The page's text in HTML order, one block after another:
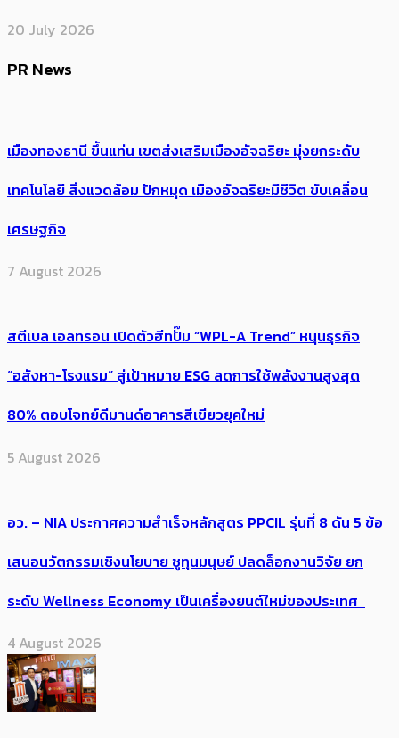
20 July 2026
PR News
เมืองทองธานี ขึ้นแท่น เขตส่งเสริมเมืองอัจฉริยะ มุ่งยกระดับ
เทคโนโลยี สิ่งแวดล้อม ปักหมุด เมืองอัจฉริยะมีชีวิต ขับเคลื่อน
เศรษฐกิจ
7 August 2026
สตีเบล เอลทรอน เปิดตัวฮีทปั๊ม “WPL-A Trend” หนุนธุรกิจ
“อสังหา-โรงแรม” สู่เป้าหมาย ESG ลดการใช้พลังงานสูงสุด
80% ตอบโจทย์ดีมานด์อาคารสีเขียวยุคใหม่
5 August 2026
อว. – NIA ประกาศความสำเร็จหลักสูตร PPCIL รุ่นที่ 8 ดัน 5 ข้อ
เสนอนวัตกรรมเชิงนโยบาย ชูทุนมนุษย์ ปลดล็อกงานวิจัย ยก
ระดับ Wellness Economy เป็นเครื่องยนต์ใหม่ของประเทศ
4 August 2026